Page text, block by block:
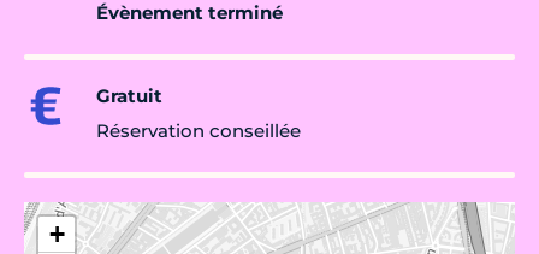
Évènement terminé
Gratuit
Réservation conseillée
+